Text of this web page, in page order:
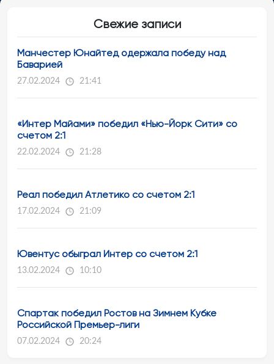
Свежие записи
Манчестер Юнайтед одержала победу над
Баварией
27.02.2024 21:41
«Интер Майами» победил «Нью-Йорк Сити» со
счетом 2:1
22.02.2024 21:28
Реал победил Атлетико со счетом 2:1
17.02.2024 21:09
Ювентус обыграл Интер со счетом 2:1
13.02.2024 10:10
Спартак победил Ростов на Зимнем Кубке
Российской Премьер-лиги
07.02.2024 20:24